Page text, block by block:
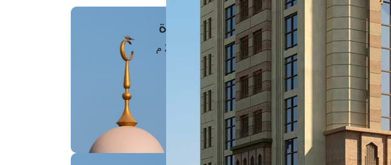
مَواقِيتُ الصَّـــلاة
القاهرة · 06 أغسطس 2026 م
الفجر
الشروق
6 :17
الظهر
1 : 1
العصر